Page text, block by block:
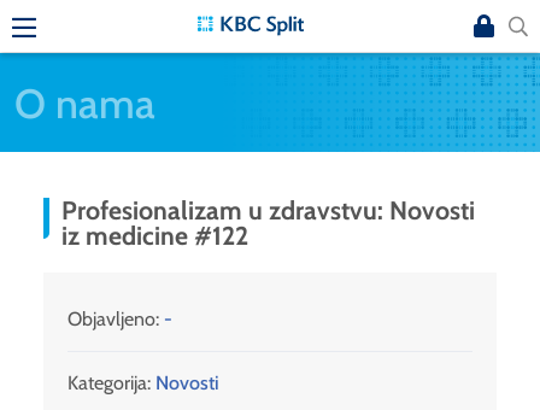
O nama
Profesionalizam u zdravstvu: Novosti
iz medicine #122
Objavljeno: -
Kategorija: Novosti